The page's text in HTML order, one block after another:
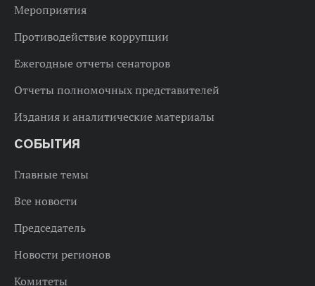
Мероприятия
Противодействие коррупции
Ежегодные отчеты сенаторов
Отчеты полномочных представителей
Издания и аналитические материалы
СОБЫТИЯ
Главные темы
Все новости
Председатель
Новости регионов
Комитеты